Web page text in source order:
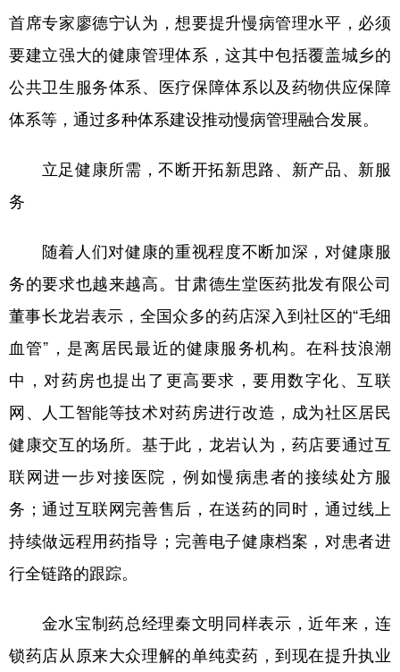
首席专家廖德宁认为，想要提升慢病管理水平，必须
要建立强大的健康管理体系，这其中包括覆盖城乡的
公共卫生服务体系、医疗保障体系以及药物供应保障
体系等，通过多种体系建设推动慢病管理融合发展。
立足健康所需，不断开拓新思路、新产品、新服
务
随着人们对健康的重视程度不断加深，对健康服
务的要求也越来越高。甘肃德生堂医药批发有限公司
董事长龙岩表示，全国众多的药店深入到社区的“毛细
血管”，是离居民最近的健康服务机构。在科技浪潮
中，对药房也提出了更高要求，要用数字化、互联
网、人工智能等技术对药房进行改造，成为社区居民
健康交互的场所。基于此，龙岩认为，药店要通过互
联网进一步对接医院，例如慢病患者的接续处方服
务；通过互联网完善售后，在送药的同时，通过线上
持续做远程用药指导；完善电子健康档案，对患者进
行全链路的跟踪。
金水宝制药总经理秦文明同样表示，近年来，连
锁药店从原来大众理解的单纯卖药，到现在提升执业